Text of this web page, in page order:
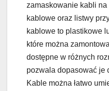
zamaskowanie kabli na
kablowe oraz listwy
kablowe to plastikowe
które można
dostępne w różnych
pozwala dopasować je
Kable można łatwo